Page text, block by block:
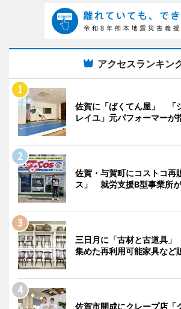
アクセスランキン
佐賀に「ばくてん屋」 「
レイユ」元パフォーマーが
佐賀・与賀町にコストコ再
ス」 就労支援B型事業所
三日月に「古材と古道具
集めた再利用可能家具など
佐賀市開成にクレープ店「